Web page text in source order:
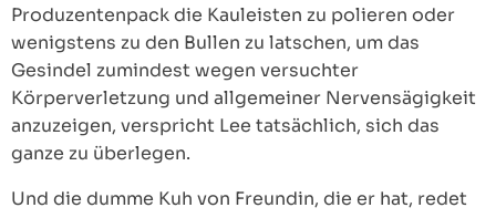
Produzentenpack die Kauleisten zu polieren oder
wenigstens zu den Bullen zu latschen, um das
Gesindel zumindest wegen versuchter
Körperverletzung und allgemeiner Nervensägigkeit
anzuzeigen, verspricht Lee tatsächlich, sich das
ganze zu überlegen.
Und die dumme Kuh von Freundin, die er hat, redet